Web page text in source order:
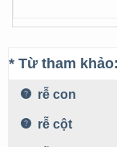
* Từ tham khảo:
rễ con
rễ cột